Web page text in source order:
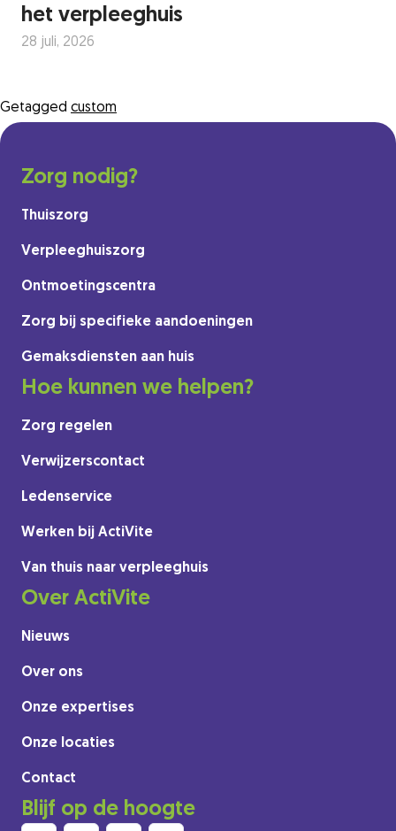
het verpleeghuis
28 juli, 2026
Getagged custom
Zorg nodig?
Thuiszorg
Verpleeghuiszorg
Ontmoetingscentra
Zorg bij specifieke aandoeningen
Gemaksdiensten aan huis
Hoe kunnen we helpen?
Zorg regelen
Verwijzerscontact
Ledenservice
Werken bij ActiVite
Van thuis naar verpleeghuis
Over ActiVite
Nieuws
Over ons
Onze expertises
Onze locaties
Contact
Blijf op de hoogte